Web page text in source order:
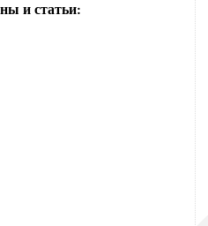
и статьи: